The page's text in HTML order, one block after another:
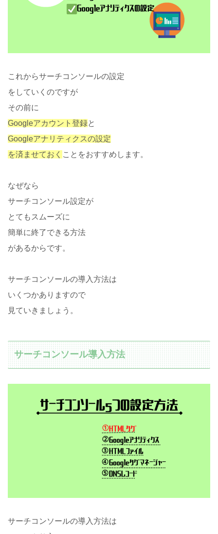
これからサーチコンソールの設定
をしていくのですが
その前に
Googleアカウント登録と
Googleアナリティクスの設定
を済ませておく ことをおすすめします。
なぜなら
サーチコンソール設定が
とてもスムーズに
簡単に終了できる方法
があるからです。
サーチコンソールの導入方法は
いくつかありますので
見ていきましょう。
サーチコンソール導入方法
サーチコンソールの導入方法は